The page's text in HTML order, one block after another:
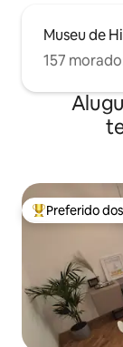
Museu de
157
Entre os
Preferido